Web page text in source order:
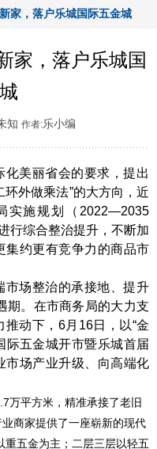
家，落户乐城国际五金城
家，落户乐城国
知 作者:乐小编
美丽省会的要求，提出
外做乘法”的大方向，近
实施规划（2022—2035
行综合整治提升，不断加
集约更有竞争力的商品市
市场整治的承接地、提升
期。在市商务局的大力支
动下，6月16日，以“金
际五金城开市暨乐城首届
市场产业升级、向高端化
万平方米，精准承接了老旧
商家提供了一座崭新的现代
五金为主；二层三层以轻五